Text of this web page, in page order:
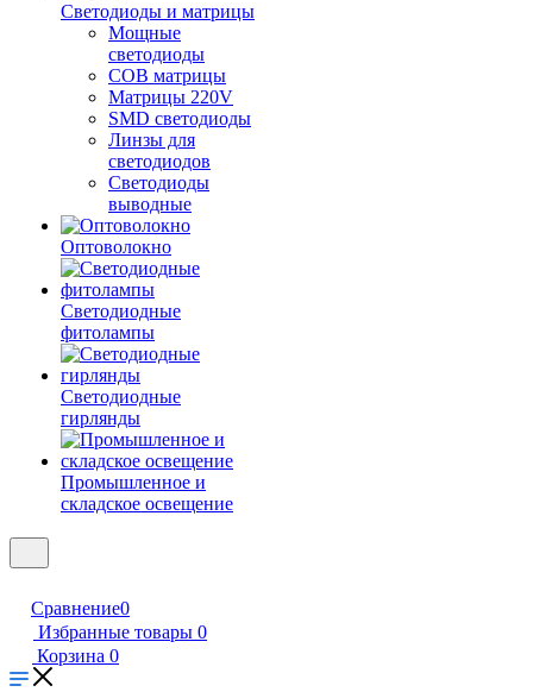
Светодиоды и матрицы
Мощные
светодиоды
COB матрицы
Матрицы 220V
SMD светодиоды
Линзы для
светодиодов
Светодиоды
выводные
Оптоволокно
Светодиодные
фитолампы
Светодиодные
гирлянды
Промышленное и
складское освещение
Сравнение0
Избранные товары 0
Корзина 0